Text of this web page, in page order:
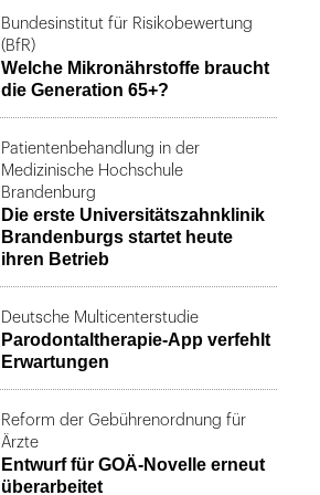
Bundesinstitut für Risikobewertung
(BfR)
Welche Mikronährstoffe braucht
die Generation 65+?
Patientenbehandlung in der
Medizinische Hochschule
Brandenburg
Die erste Universitätszahnklinik
Brandenburgs startet heute
ihren Betrieb
Deutsche Multicenterstudie
Parodontaltherapie-App verfehlt
Erwartungen
Reform der Gebührenordnung für
Ärzte
Entwurf für GOÄ-Novelle erneut
überarbeitet